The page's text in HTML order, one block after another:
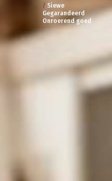
/ Siewe
Gegarandeerd
Onroerend goed